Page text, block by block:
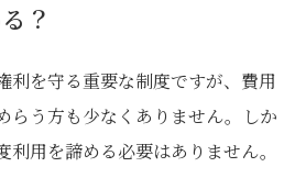
？
利を守る重要な制度ですが、費用
らう方も少なくありません。しか
利用を諦める必要はありません。